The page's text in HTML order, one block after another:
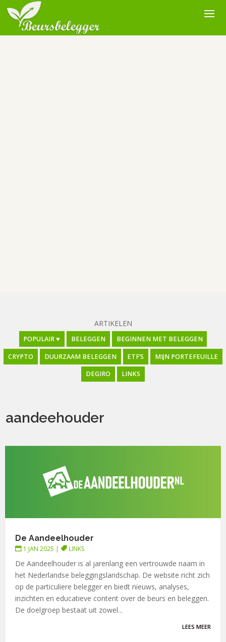
ARTIKELEN
POPULAIR ♥ BELEGGEN BEGINNEN MET BELEGGEN
CRYPTO DUURZAAM BELEGGEN ETF’S MIJN PORTEFEUILLE
DEGIRO LINKS
aandeehouder
De Aandeelhouder
1 JAN 2025 | LINKS
De Aandeelhouder is al jarenlang een vertrouwde naam in
het Nederlandse beleggingslandschap. De website richt zich
op de particuliere belegger en biedt nieuws, analyses,
inzichten en educatieve content over de beurs en beleggen.
De doelgroep bestaat uit zowel...
LEES MEER